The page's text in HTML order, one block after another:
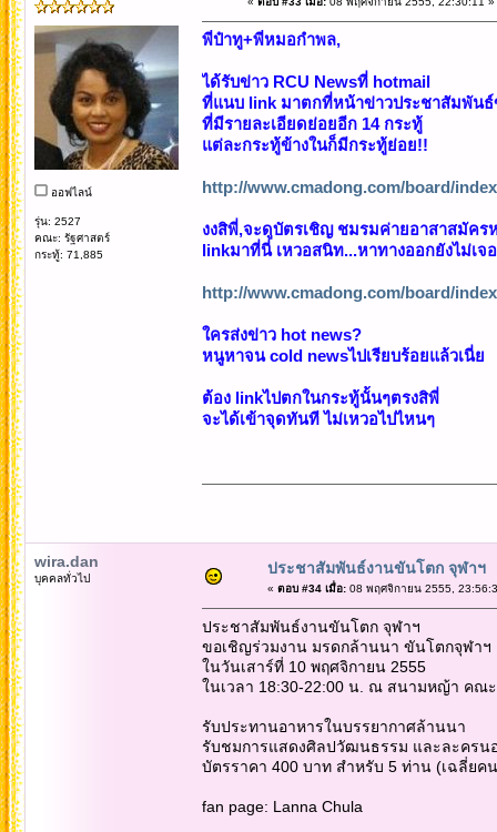
ออฟไลน์
รุ่น: 2527
คณะ: รัฐศาสตร์
กระทู้: 71,885
พี่ป๋าทู+พี่หมอกำพล,
ได้รับข่าว RCU Newsที่ hotmail
ที่แนบ link มาตกที่หน้าข่าวประชาสัมพัน
ที่มีรายละเอียดย่อยอีก 14 กระทู้
แต่ละกระทู้ข้างในก็มีกระทู้ย่อย!!
http://www.cmadong.com/board/
งงสิพี่,จะดูบัตรเชิญ ชมรมค่ายอาสาสมัคร
linkมาที่นี่ เหวอสนิท...หาทางออกยังไม่เจ
http://www.cmadong.com/board/
ใครส่งข่าว hot news?
หนูหาจน cold newsไปเรียบร้อยแล้วเนี่ย
ต้อง linkไปตกในกระทู้นั้นๆตรงสิพี่
จะได้เข้าจุดทันที ไม่เหวอไปไหนๆ
wira.dan
บุคคลทั่วไป
ประชาสัมพันธ์งานขันโตก จุฬาฯ
« ตอบ #34 เมื่อ:08 พฤศจิกายน 2555,
ประชาสัมพันธ์งานขันโตก จุฬาฯ
ขอเชิญร่วมงาน มรดกล้านนา ขันโตกจุฬาฯ
ในวันเสาร์ที่ 10 พฤศจิกายน 2555
ในเวลา 18:30-22:00 น. ณ สนามหญ้า คณ
รับประทานอาหารในบรรยากาศล้านนา
รับชมการแสดงศิลปวัฒนธรรม และละครน
บัตรราคา 400 บาท สำหรับ 5 ท่าน (เฉลี่ยค
fan page: Lanna Chula